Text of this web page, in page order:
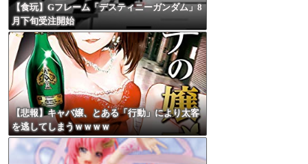
【食玩】Gフレーム「デスティニーガンダム」8
月下旬受注開始
【悲報】キャバ嬢、とある「行動」により太客
を逃してしまうｗｗｗｗ